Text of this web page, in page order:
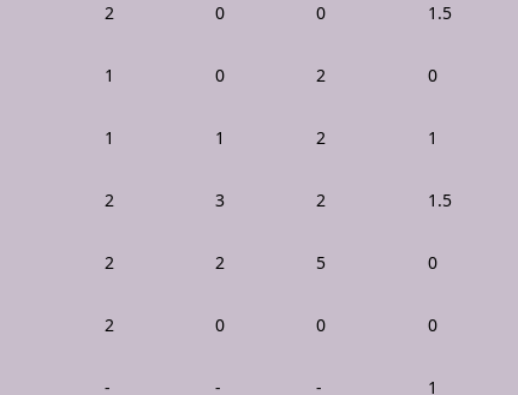
2 0 0 1.5
1 0 2 0
1 1 2 1
2 3 2 1.5
2 2 5 0
2 0 0 0
- - - 1